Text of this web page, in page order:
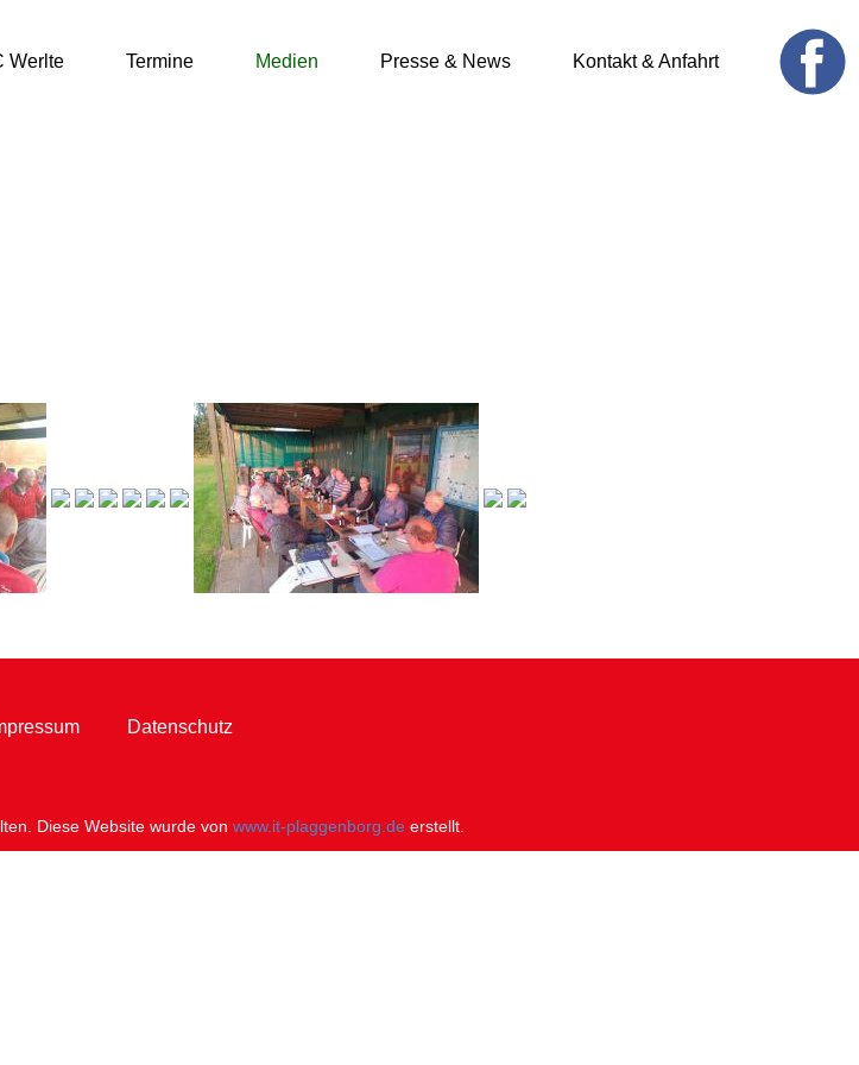
Werlte Termine Medien Presse & News Kontakt & Anfahrt
Datenschutz
Di​ese Website wurde von www.it-plaggenborg.de erstellt.